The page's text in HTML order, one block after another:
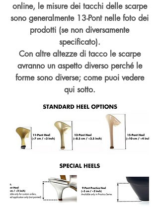
online, le misure dei tacchi delle scarpe
sono generalmente 13-Pont nelle foto dei
prodotti (se non diversamente
specificato).
Con altre altezze di tacco le scarpe
avranno un aspetto diverso perché le
forme sono diverse; come puoi vedere
qui sotto.